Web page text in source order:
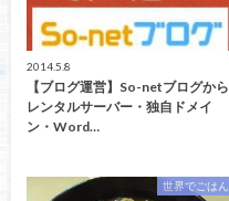
2014.5.8
【ブログ運営】So-netブログから
レンタルサーバー・独自ドメイ
ン・Word…
世界でごはん